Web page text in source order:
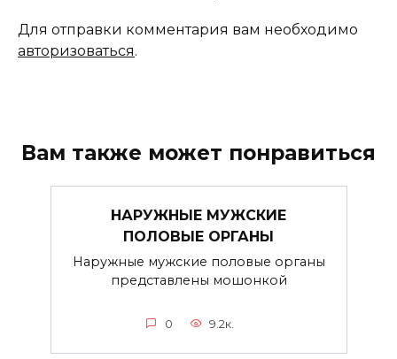
Для отправки комментария вам необходимо
авторизоваться.
Вам также может понравиться
НАРУЖНЫЕ МУЖСКИЕ
ПОЛОВЫЕ ОРГАНЫ
Наружные мужские половые органы
представлены мошонкой
0 9.2к.